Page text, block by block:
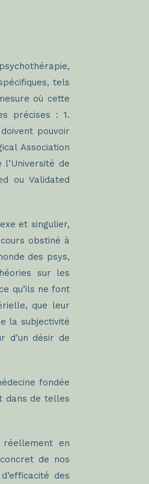
tels
où cette
précises : 1.
pouvoir
Association
l’Université de
ou Validated
et singulier,
obstiné à
des psys,
sur les
qu’ils ne font
que leur
la subjectivité
d’un désir de
fondée
dans de telles
en
de nos
des